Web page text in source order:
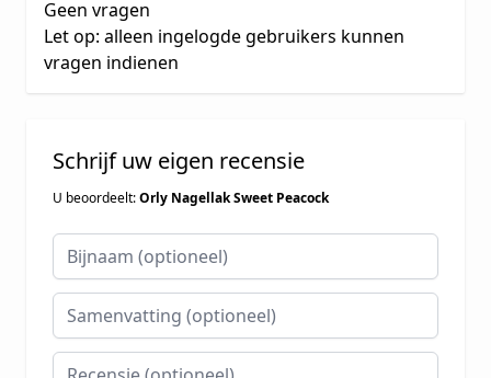
Geen vragen
Let op: alleen ingelogde gebruikers kunnen
vragen indienen
Schrijf uw eigen recensie
U beoordeelt:Orly Nagellak Sweet Peacock
Bijnaam
Samenvatting
Recensie